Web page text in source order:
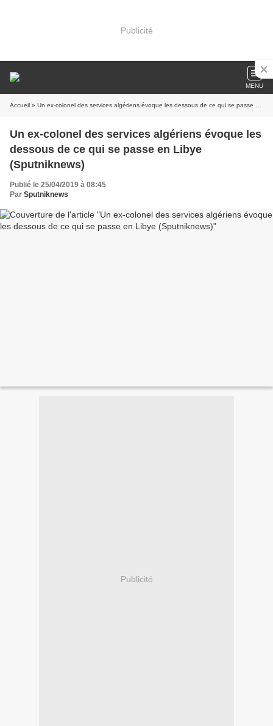
Publicité
MENU
Accueil » Un ex-colonel des services algériens évoque les dessous de ce qui se passe en Libye (Sputniknews)
Un ex-colonel des services algériens évoque les
dessous de ce qui se passe en Libye
(Sputniknews)
Publié le 25/04/2019 à 08:45
Par Sputniknews
Publicité